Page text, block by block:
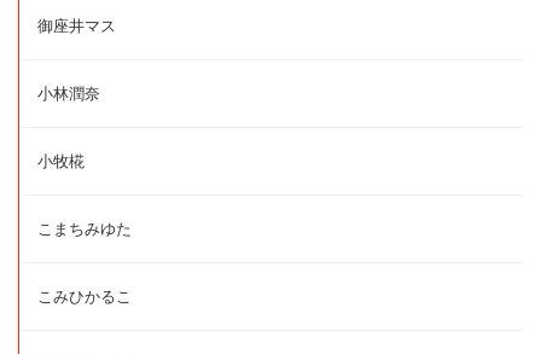
御座井マス
小林潤奈
小牧椛
こまちみゆた
こみひかるこ